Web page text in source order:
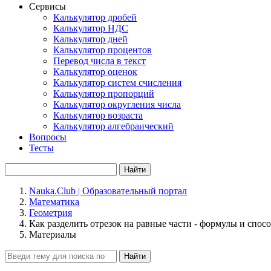
Сервисы
Калькулятор дробей
Калькулятор НДС
Калькулятор дней
Калькулятор процентов
Перевод числа в текст
Калькулятор оценок
Калькулятор систем счисления
Калькулятор пропорций
Калькулятор округления числа
Калькулятор возраста
Калькулятор алгебраический
Вопросы
Тесты
Найти
Nauka.Club | Образовательный портал
Математика
Геометрия
Как разделить отрезок на равные части - формулы и
Материалы
Найти